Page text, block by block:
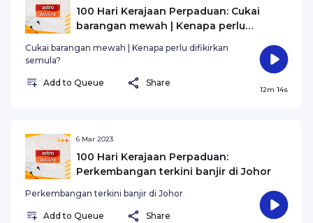
hari 7 malam di saluran 501 Astro AWANI dan
astroawani.com
100 Hari Kerajaan Perpaduan: Cukai
barangan mewah | Kenapa perlu
Cukai barangan mewah | Kenapa perlu difikirkan
semula?
Add to Queue Share
12m 14s
6 Mar 2023
100 Hari Kerajaan Perpaduan:
Perkembangan terkini banjir di Johor
Perkembangan terkini banjir di Johor
Add to Queue Share